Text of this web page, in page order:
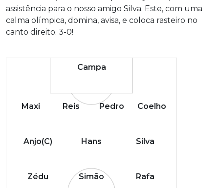
assistência para o nosso amigo Silva. Este, com uma
calma olímpica, domina, avisa, e coloca rasteiro no
canto direito. 3-0!
Campa
Maxi Reis Pedro Coelho
Anjo(C) Hans Silva
Zédu Simão Rafa